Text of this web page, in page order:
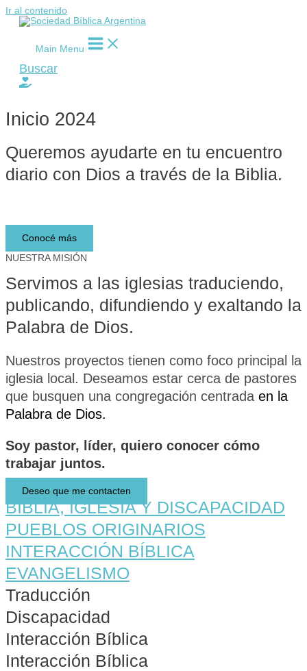
Ir al contenido
Main Menu
Buscar
Inicio 2024
Queremos ayudarte en tu encuentro
diario con Dios a través de la Biblia.​
Conocé más
NUESTRA MISIÓN
Servimos a las iglesias traduciendo,
publicando, difundiendo y exaltando la
Palabra de Dios.
Nuestros proyectos tienen como foco principal la
iglesia local. Deseamos estar cerca de pastores
que busquen una congregación centrada en la
Palabra de Dios.
Soy pastor, líder, quiero conocer cómo
trabajar juntos.
Deseo que me contacten
BIBLIA, IGLESIA Y DISCAPACIDAD
PUEBLOS ORIGINARIOS
INTERACCIÓN BÍBLICA
EVANGELISMO
Traducción
Discapacidad
Interacción Bíblica
Interacción Bíblica